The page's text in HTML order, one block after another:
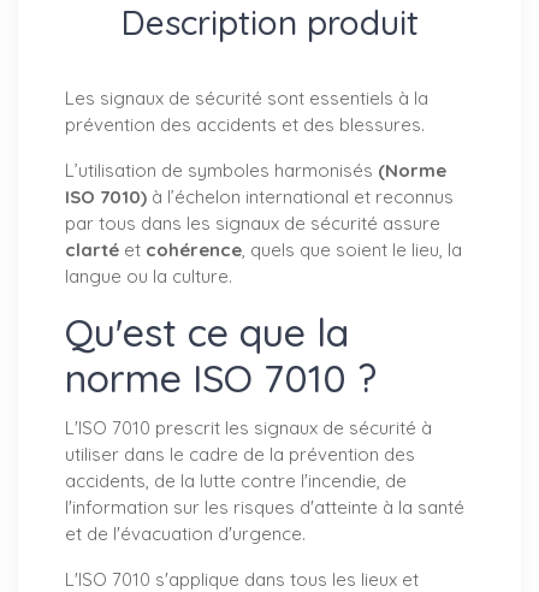
Description produit
Les signaux de sécurité sont essentiels à la
prévention des accidents et des blessures.
L’utilisation de symboles harmonisés (Norme
ISO 7010) à l’échelon international et reconnus
par tous dans les signaux de sécurité assure
clarté et cohérence, quels que soient le lieu, la
langue ou la culture.
Qu'est ce que la
norme ISO 7010 ?
L'ISO 7010 prescrit les signaux de sécurité à
utiliser dans le cadre de la prévention des
accidents, de la lutte contre l'incendie, de
l'information sur les risques d'atteinte à la santé
et de l'évacuation d'urgence.
L'ISO 7010 s'applique dans tous les lieux et